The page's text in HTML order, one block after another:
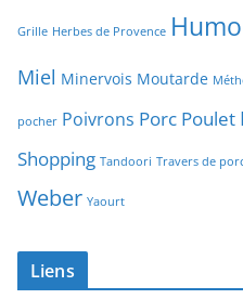
Grille Herbes de Provence
Miel Minervois Moutarde
pocher Poivrons Porc Poulet
Shopping Tandoori Travers de
Weber Yaourt
Liens